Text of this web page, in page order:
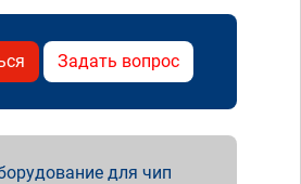
Задать вопрос
для чип